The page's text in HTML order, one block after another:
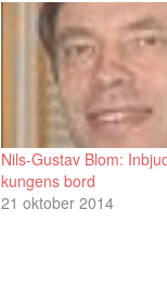
Nils-Gustav Blom:
kungens bord
21 oktober 2014